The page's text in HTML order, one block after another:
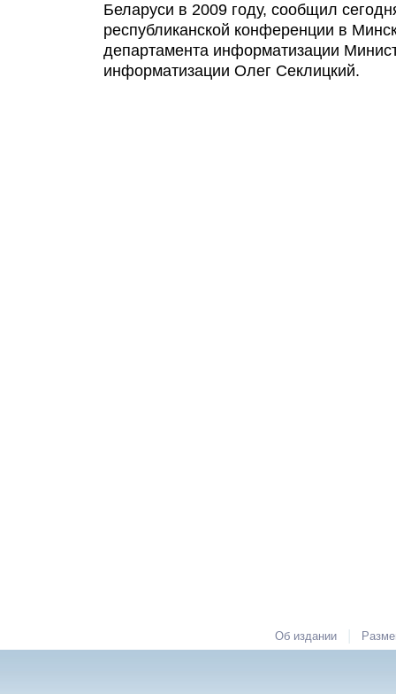
Беларуси в 2009 году, сообщил
республиканской конференции в
департамента информатизации
информатизации Олег Секлицкий.
Об издании |